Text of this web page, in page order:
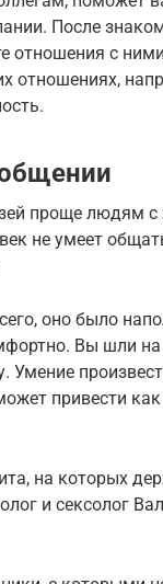
После
отношения с
отношениях,
проще людям
не умеет
оно было
Вы шли на
Умение
привести
на которых
и сексолог